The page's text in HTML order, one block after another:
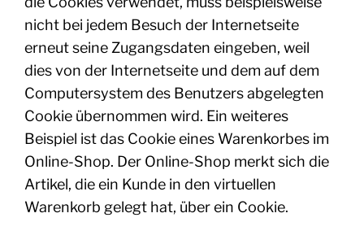
nicht bei jedem Besuch der Internetseite
erneut seine Zugangsdaten eingeben, weil
dies von der Internetseite und dem auf dem
Computersystem des Benutzers abgelegten
Cookie übernommen wird. Ein weiteres
Beispiel ist das Cookie eines Warenkorbes im
Online-Shop. Der Online-Shop merkt sich die
Artikel, die ein Kunde in den virtuellen
Warenkorb gelegt hat, über ein Cookie.